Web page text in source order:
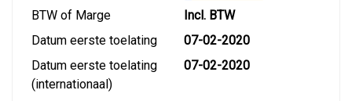
BTW of Marge
Incl. BTW
Datum eerste toelating
07-02-2020
Datum eerste toelating
(internationaal)
07-02-2020